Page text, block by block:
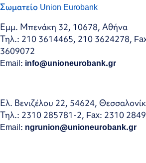
Σωματείο Union Eurobank
Εμμ. Μπενάκη 32, 10678, Αθήνα
Τηλ.: 210 3614465, 210 3624278,
3609072
Email: info@unioneurobank.gr
Ελ. Βενιζέλου 22, 54624,
Τηλ.: 2310 285781-2, Fax: 2310
Email: ngrunion@unioneurobank.gr